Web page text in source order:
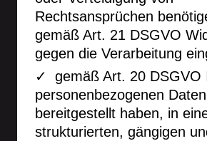
Rechtsansprüchen
gemäß Art. 21 DSGVO
gegen die Verarbeitung
gemäß Art. 20 DSGVO
personenbezogenen
bereitgestellt haben, in
strukturierten, gängigen